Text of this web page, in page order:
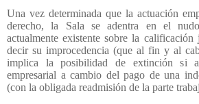
Una vez determinada que la actuación
derecho, la Sala se adentra en el
actualmente existente sobre la
decir su improcedencia (que al fin y al
implica la posibilidad de extinción si
empresarial a cambio del pago de una
(con la obligada readmisión de la parte